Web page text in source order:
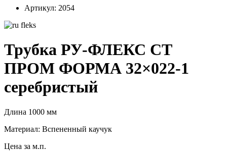
Артикул: 2054
Трубка РУ-ФЛЕКС СТ
ПРОМ ФОРМА 32×022-1
серебристый
Длина 1000 мм
Материал: Вспененный каучук
Цена за м.п.